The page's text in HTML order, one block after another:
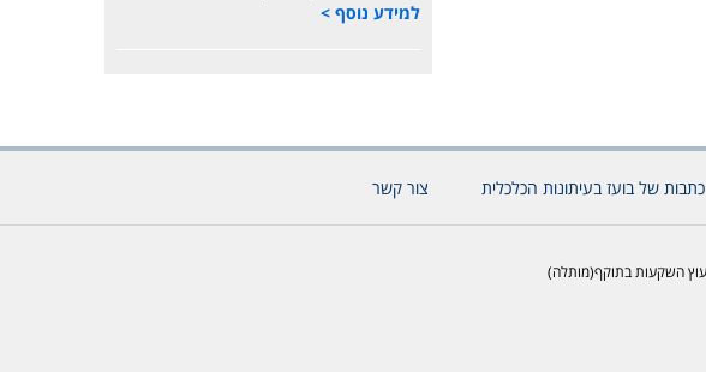
למידע נוסף >
כתבות של בועז בעיתונות הכלכלית צור קשר